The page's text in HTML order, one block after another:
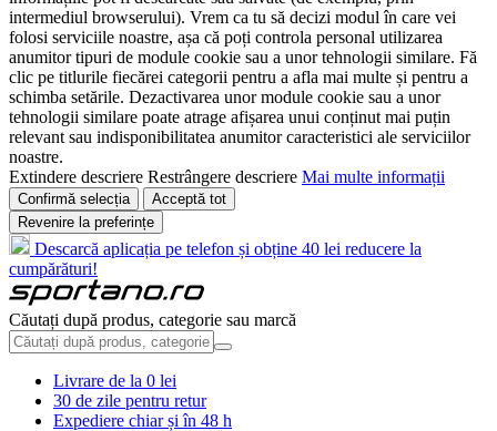
intermediul browserului). Vrem ca tu să decizi modul în care vei
folosi serviciile noastre, așa că poți controla personal utilizarea
anumitor tipuri de module cookie sau a unor tehnologii similare. Fă
clic pe titlurile fiecărei categorii pentru a afla mai multe și pentru a
schimba setările. Dezactivarea unor module cookie sau a unor
tehnologii similare poate atrage afișarea unui conținut mai puțin
relevant sau indisponibilitatea anumitor caracteristici ale serviciilor
noastre.
Extindere descriere Restrângere descriere Mai multe informații
Confirmă selecția
Acceptă tot
Revenire la preferințe
Descarcă aplicația pe telefon și obține 40 lei reducere la
cumpărături!
Căutați după produs, categorie sau marcă
Livrare de la 0 lei
30 de zile pentru retur
Expediere chiar și în 48 h